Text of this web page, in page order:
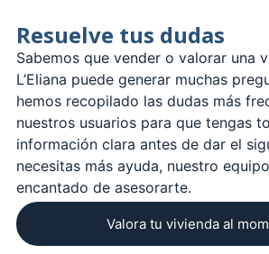
Resuelve tus dudas
Sabemos que vender o valorar una
L’Eliana puede generar muchas
hemos recopilado las dudas más
nuestros usuarios para que tengas
información clara antes de dar el
necesitas más ayuda, nuestro
encantado de asesorarte.
Valora tu vivienda al